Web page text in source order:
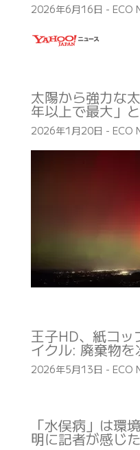
2026年6月16日 - ECO
太陽から強力な
年以上で最大」
2026年1月20日 - ECO
王子HD、紙コッ
イクル: 廃棄物
2026年5月13日 - ECO
「水俣病」は
明に記者が感じ